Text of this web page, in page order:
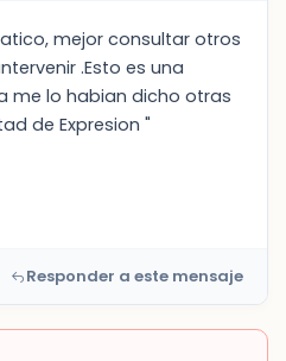
mejor consultar otros
.Esto es una
me lo habian dicho otras
de Expresion "
Responder a este mensaje